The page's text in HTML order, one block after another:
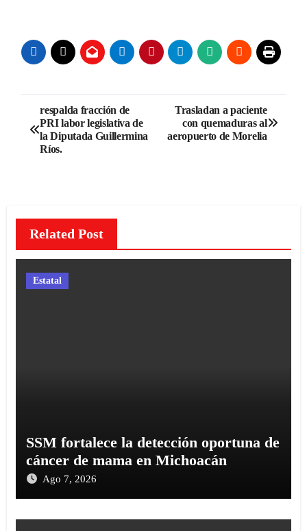
Navegación
de
respalda fracción de
PRI labor legislativa de
la Diputada Guillermina
Ríos.
Trasladan a paciente
con quemaduras al
aeropuerto de Morelia
Related Post
Estatal
SSM fortalece la detección oportuna de
cáncer de mama en Michoacán
Ago 7, 2026